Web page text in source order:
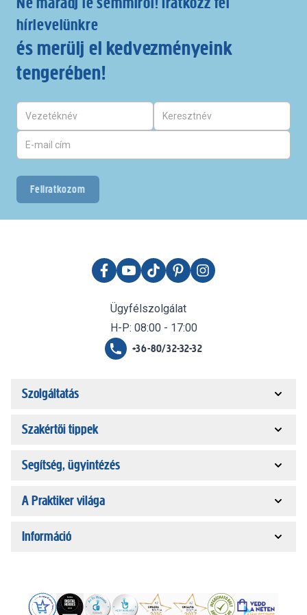
hírlevelünkre
és merülj el kedvezményeink
tengerében!
Feliratkozom
Ügyfélszolgálat
H-P: 08:00 - 17:00
+36-80/32-32-32
Szolgáltatás
Szakértői tippek
Segítség, ügyintézés
A Praktiker világa
Információ